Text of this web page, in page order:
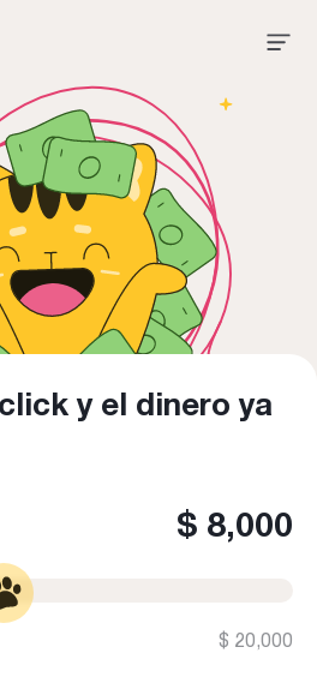
y el dinero ya
$ 8,000
$ 20,000